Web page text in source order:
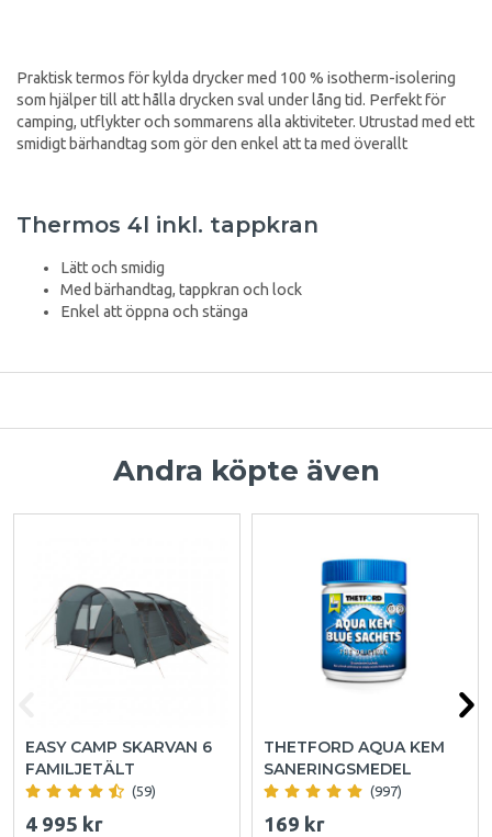
Praktisk termos för kylda drycker med 100 % isotherm-isolering
som hjälper till att hålla drycken sval under lång tid. Perfekt för
camping, utflykter och sommarens alla aktiviteter. Utrustad med ett
smidigt bärhandtag som gör den enkel att ta med överallt
Thermos 4l inkl. tappkran
Lätt och smidig
Med bärhandtag, tappkran och lock
Enkel att öppna och stänga
Andra köpte även
EASY CAMP SKARVAN 6
FAMILJETÄLT
(59)
4 995 kr
THETFORD AQUA KEM
SANERINGSMEDEL
(997)
169 kr